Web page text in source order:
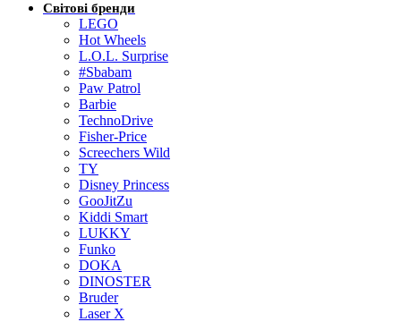
Світові бренди
LEGO
Hot Wheels
L.O.L. Surprise
#Sbabam
Paw Patrol
Barbie
TechnoDrive
Fisher-Price
Screechers Wild
TY
Disney Princess
GooJitZu
Kiddi Smart
LUKKY
Funko
DOKA
DINOSTER
Bruder
Laser X